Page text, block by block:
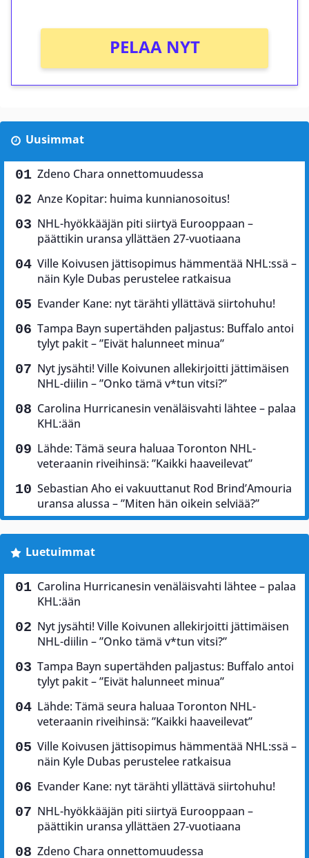
PELAA NYT
Uusimmat
Zdeno Chara onnettomuudessa
Anze Kopitar: huima kunnianosoitus!
NHL-hyökkääjän piti siirtyä Eurooppaan –
päättikin uransa yllättäen 27-vuotiaana
Ville Koivusen jättisopimus hämmentää NHL:ssä –
näin Kyle Dubas perustelee ratkaisua
Evander Kane: nyt tärähti yllättävä siirtohuhu!
Tampa Bayn supertähden paljastus: Buffalo antoi
tylyt pakit – ”Eivät halunneet minua”
Nyt jysähti! Ville Koivunen allekirjoitti jättimäisen
NHL-diilin – ”Onko tämä v*tun vitsi?”
Carolina Hurricanesin venäläisvahti lähtee – palaa
KHL:ään
Lähde: Tämä seura haluaa Toronton NHL-
veteraanin riveihinsä: ”Kaikki haaveilevat”
Sebastian Aho ei vakuuttanut Rod Brind’Amouria
uransa alussa – ”Miten hän oikein selviää?”
Luetuimmat
Carolina Hurricanesin venäläisvahti lähtee – palaa
KHL:ään
Nyt jysähti! Ville Koivunen allekirjoitti jättimäisen
NHL-diilin – ”Onko tämä v*tun vitsi?”
Tampa Bayn supertähden paljastus: Buffalo antoi
tylyt pakit – ”Eivät halunneet minua”
Lähde: Tämä seura haluaa Toronton NHL-
veteraanin riveihinsä: ”Kaikki haaveilevat”
Ville Koivusen jättisopimus hämmentää NHL:ssä –
näin Kyle Dubas perustelee ratkaisua
Evander Kane: nyt tärähti yllättävä siirtohuhu!
NHL-hyökkääjän piti siirtyä Eurooppaan –
päättikin uransa yllättäen 27-vuotiaana
Zdeno Chara onnettomuudessa